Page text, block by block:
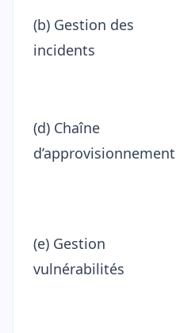
(b) Gestion des
incidents
(d) Chaîne
d’approvisionnement
(e) Gestion
vulnérabilités